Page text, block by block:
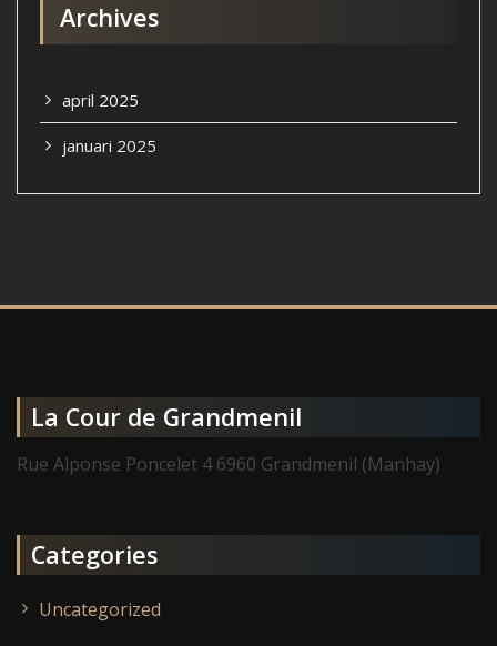
Archives
april 2025
januari 2025
La Cour de Grandmenil
Rue Alponse Poncelet 4 6960 Grandmenil (Manhay)
Categories
Uncategorized